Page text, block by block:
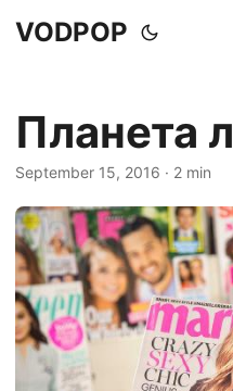
VODPOP
Планета
September 15, 2016 · 2 min